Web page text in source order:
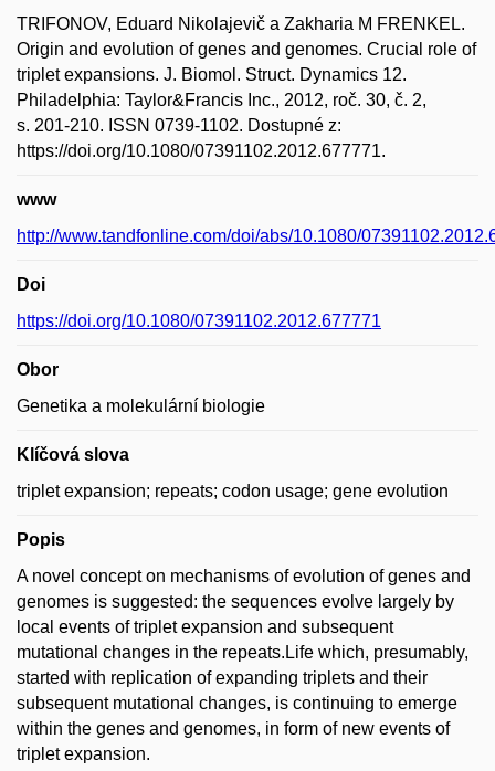
TRIFONOV, Eduard Nikolajevič a Zakharia M FRENKEL.
Origin and evolution of genes and genomes. Crucial role of
triplet expansions. J. Biomol. Struct. Dynamics 12.
Philadelphia: Taylor&Francis Inc., 2012, roč. 30, č. 2,
s. 201-210. ISSN 0739-1102. Dostupné z:
https://doi.org/10.1080/07391102.2012.677771.
www
http://www.tandfonline.com/doi/abs/10.1080/
Doi
https://doi.org/10.1080/07391102.2012.677771
Obor
Genetika a molekulární biologie
Klíčová slova
triplet expansion; repeats; codon usage; gene evolution
Popis
A novel concept on mechanisms of evolution of genes and
genomes is suggested: the sequences evolve largely by
local events of triplet expansion and subsequent
mutational changes in the repeats.Life which, presumably,
started with replication of expanding triplets and their
subsequent mutational changes, is continuing to emerge
within the genes and genomes, in form of new events of
triplet expansion.